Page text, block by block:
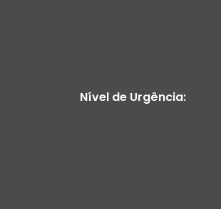
Nível de Urgência: